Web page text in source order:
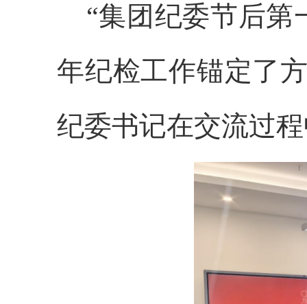
“集团纪委节后
年纪检工作锚定了
纪委书记在交流过